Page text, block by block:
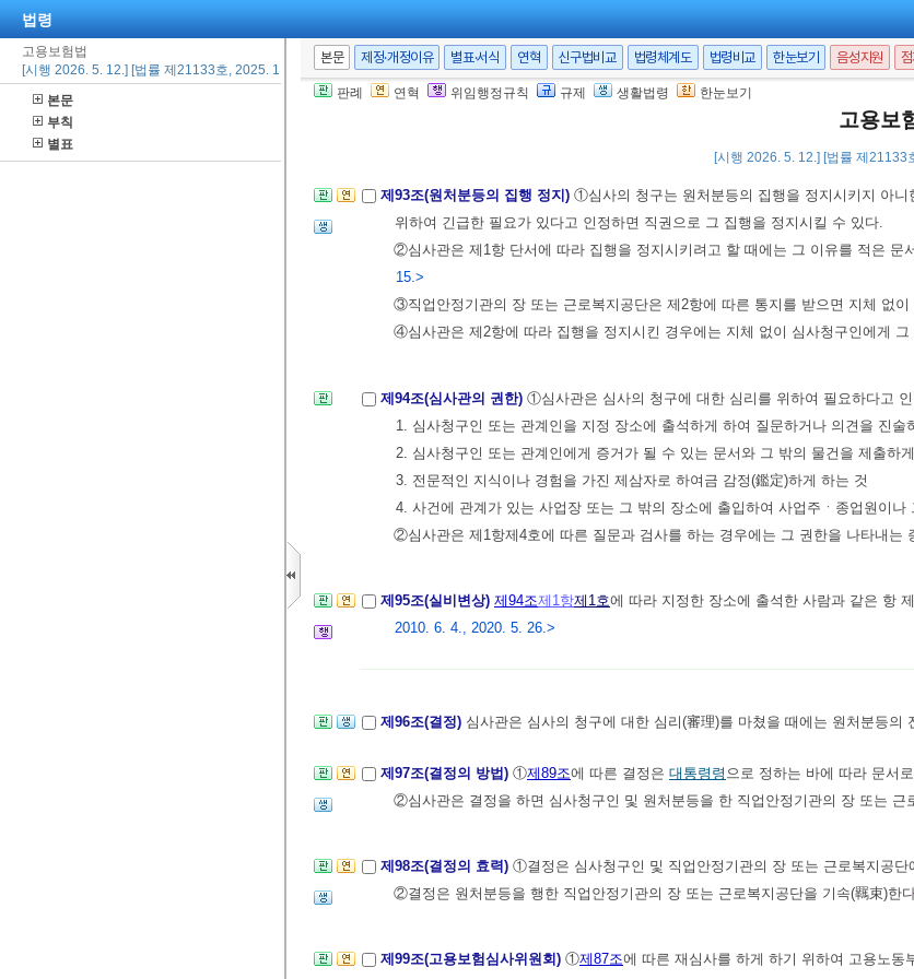
법령
고용보험법
[시행 2026. 5. 12.] [법률 제21133호, 2025. 11. 11., 일부개정]
본문
부칙
별표
본문 제정·개정이유 별표·서식 연혁 신구법비교 법령체계도 법령비교 한눈보기 음성지원
판례 연혁 위임행정규칙 규제 생활법령 한눈보기
고용보
[시행 2026. 5. 12.] [법률 제21133
에 따른 기간이 지났거나 법령
결정으로 각하(却下)하여야 한다.
②심사의 청구가 법령으로 정한 방식을 어긴 것이라도 보정할 수 있는 것인 경우
다. 다만, 보정할 사항이 경미한 경우에는 심사관이 직권으로 보정할 수 있다.
③심사관은 심사청구인이 제2항의 기간에 그 보정을 하지 아니하면 결정으로써 그
제93조(원처분등의 집행 정지) ①심사의 청구는 원처분등의 집행을 정지시키지 아
위하여 긴급한 필요가 있다고 인정하면 직권으로 그 집행을 정지시킬 수 있다.
②심사관은 제1항 단서에 따라 집행을 정지시키려고 할 때에는 그 이유를 적은 문
15.>
③직업안정기관의 장 또는 근로복지공단은 제2항에 따른 통지를 받으면 지체 없
④심사관은 제2항에 따라 집행을 정지시킨 경우에는 지체 없이 심사청구인에게
제94조(심사관의 권한) ①심사관은 심사의 청구에 대한 심리를 위하여 필요하다고
1. 심사청구인 또는 관계인을 지정 장소에 출석하게 하여 질문하거나 의견을 진술
2. 심사청구인 또는 관계인에게 증거가 될 수 있는 문서와 그 밖의 물건을 제출하
3. 전문적인 지식이나 경험을 가진 제삼자로 하여금 감정(鑑定)하게 하는 것
4. 사건에 관계가 있는 사업장 또는 그 밖의 장소에 출입하여 사업주ㆍ종업원이
②심사관은 제1항제4호에 따른 질문과 검사를 하는 경우에는 그 권한을 나타내는
제95조(실비변상) 제94조제1항제1호에 따라 지정한 장소에 출석한 사람과 같은 항
2010. 6. 4., 2020. 5. 26.>
제96조(결정) 심사관은 심사의 청구에 대한 심리(審理)를 마쳤을 때에는 원처분등
제97조(결정의 방법) ①제89조에 따른 결정은 대통령령 으로 정하는 바에 따라 문서
②심사관은 결정을 하면 심사청구인 및 원처분등을 한 직업안정기관의 장 또는 근
제98조(결정의 효력) ①결정은 심사청구인 및 직업안정기관의 장 또는 근로복지공
②결정은 원처분등을 행한 직업안정기관의 장 또는 근로복지공단을 기속(羈束)한
제99조(고용보험심사위원회) ①제87조에 따른 재심사를 하게 하기 위하여 고용노동